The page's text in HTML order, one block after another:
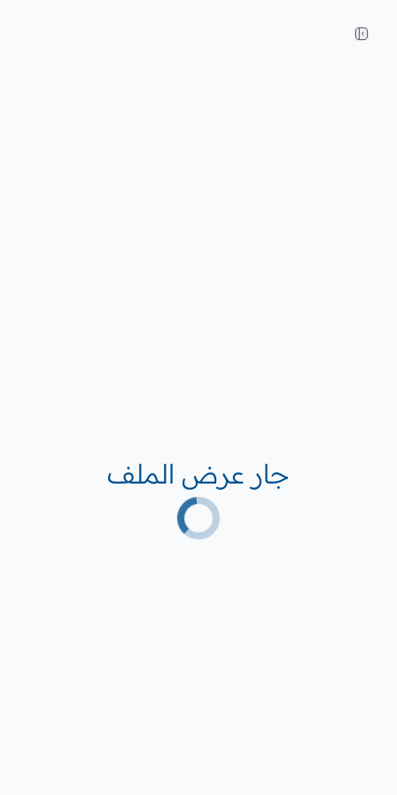
جار عرض الملف